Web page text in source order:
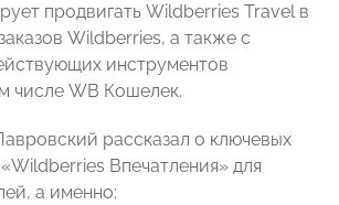
продвигать Wildberries Travel в
Wildberries, а также с
инструментов
числе WB Кошелек.
рассказал о ключевых
Впечатления» для
а именно: